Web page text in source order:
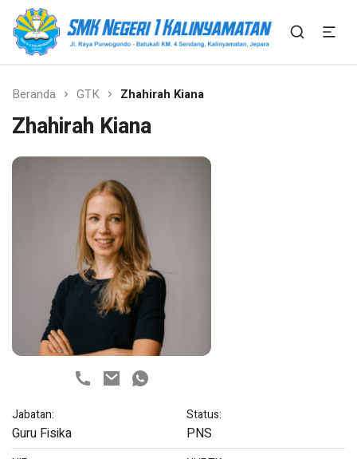
SMK N 1 Kalinyamatan
SMK Bisa SMK Hebat
Beranda GTK Zhahirah Kiana
Zhahirah Kiana
Jabatan:
Guru Fisika
Status:
PNS